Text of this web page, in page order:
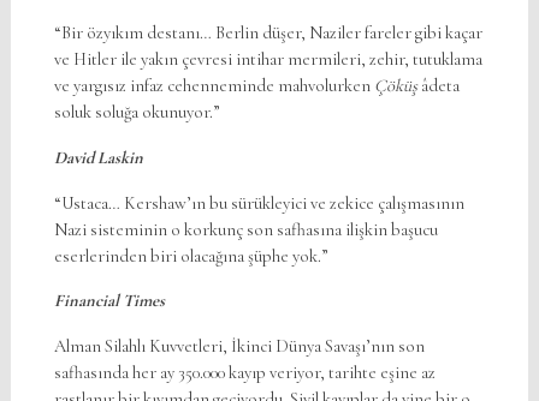
“Bir özyıkım destanı… Berlin düşer, Naziler fareler gibi kaçar
ve Hitler ile yakın çevresi intihar mermileri, zehir, tutuklama
ve yargısız infaz cehenneminde mahvolurken Çöküşâdeta
soluk soluğa okunuyor.”
David Laskin
“Ustaca… Kershaw’ın bu sürükleyici ve zekice çalışmasının
Nazi sisteminin o korkunç son safhasına ilişkin başucu
eserlerinden biri olacağına şüphe yok.”
Financial Times
Alman Silahlı Kuvvetleri, İkinci Dünya Savaşı’nın son
safhasında her ay 350.000 kayıp veriyor, tarihte eşine az